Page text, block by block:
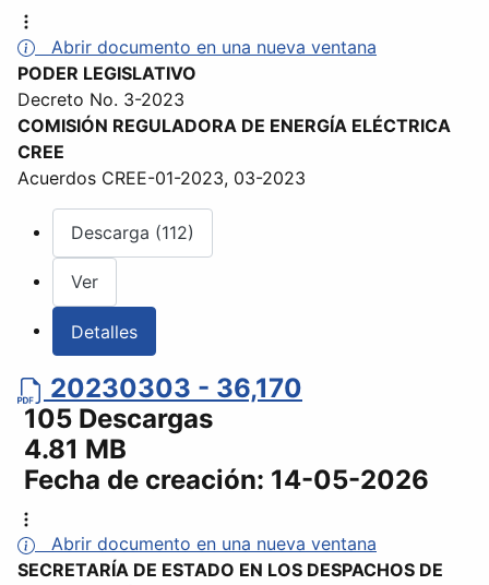
Abrir documento en una nueva ventana
PODER LEGISLATIVO
Decreto No. 3-2023
COMISIÓN REGULADORA DE ENERGÍA ELÉCTRICA
CREE
Acuerdos CREE-01-2023, 03-2023
Descarga (112)
Ver
Detalles
20230303 - 36,170
105 Descargas
4.81 MB
Fecha de creación: 14-05-2026
Abrir documento en una nueva ventana
SECRETARÍA DE ESTADO EN LOS DESPACHOS DE